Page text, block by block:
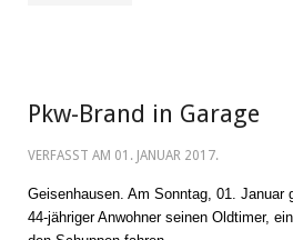
Pkw-Brand in Garage
VERFASST AM 01. JANUAR 2017.
Geisenhausen. Am Sonntag, 01. Januar
44-jähriger Anwohner seinen Oldtimer,